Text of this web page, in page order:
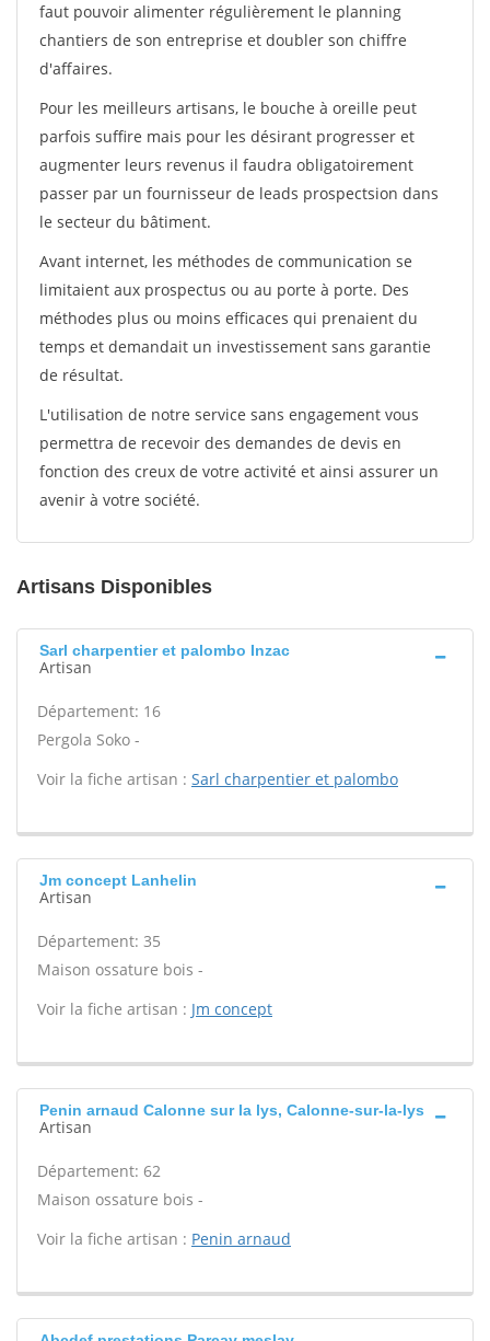
faut pouvoir alimenter régulièrement le planning
chantiers de son entreprise et doubler son chiffre
d'affaires.
Pour les meilleurs artisans, le bouche à oreille peut
parfois suffire mais pour les désirant progresser et
augmenter leurs revenus il faudra obligatoirement
passer par un fournisseur de leads prospectsion dans
le secteur du bâtiment.
Avant internet, les méthodes de communication se
limitaient aux prospectus ou au porte à porte. Des
méthodes plus ou moins efficaces qui prenaient du
temps et demandait un investissement sans garantie
de résultat.
L'utilisation de notre service sans engagement vous
permettra de recevoir des demandes de devis en
fonction des creux de votre activité et ainsi assurer un
avenir à votre société.
Artisans Disponibles
Sarl charpentier et palombo Inzac
Artisan
Département: 16
Pergola Soko -
Voir la fiche artisan : Sarl charpentier et palombo
Jm concept Lanhelin
Artisan
Département: 35
Maison ossature bois -
Voir la fiche artisan : Jm concept
Penin arnaud Calonne sur la lys, Calonne-sur-la-lys
Artisan
Département: 62
Maison ossature bois -
Voir la fiche artisan : Penin arnaud